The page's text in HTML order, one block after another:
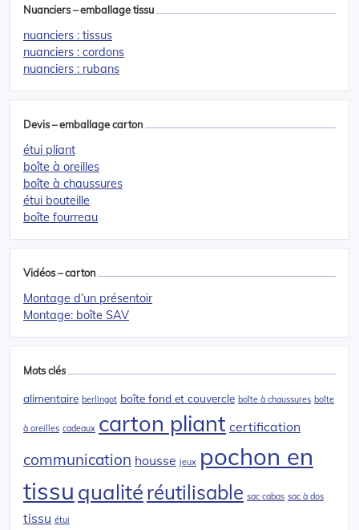
Nuanciers – emballage tissu
nuanciers : tissus
nuanciers : cordons
nuanciers : rubans
Devis – emballage carton
étui pliant
boîte à oreilles
boîte à chaussures
étui bouteille
boîte fourreau
Vidéos – carton
Montage d’un présentoir
Montage: boîte SAV
Mots clés
alimentaire berlingot boîte fond et couvercle boîte à chaussures boîte
à oreilles cadeaux carton pliant certification
communication housse jeux pochon en
tissu qualité réutilisable sac cabas sac à dos
tissu étui